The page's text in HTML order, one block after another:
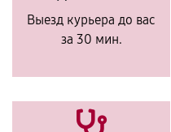
Выезд курьера до вас
за 30 мин.